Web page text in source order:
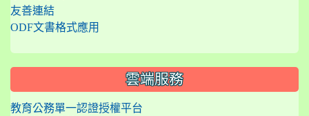
友善連結
ODF文書格式應用
雲端服務
教育公務單一認證授權平台